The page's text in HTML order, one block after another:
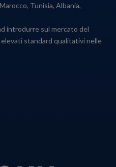
Tunisia, Albania,
introdurre sul mercato del
standard qualitativi nelle